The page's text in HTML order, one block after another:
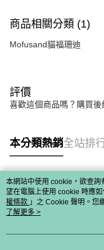
商品相關分類 (1)
Mofusand貓福珊迪
評價
喜歡這個商品嗎？購買
本分類熱銷全站排
熱門標籤
本網站中使用 cookie，欲查
望在電腦上使用 cookie 時應
權條款 」之 Cookie 聲明。您
用條款之 Cookie 聲明使用
了解更多 >